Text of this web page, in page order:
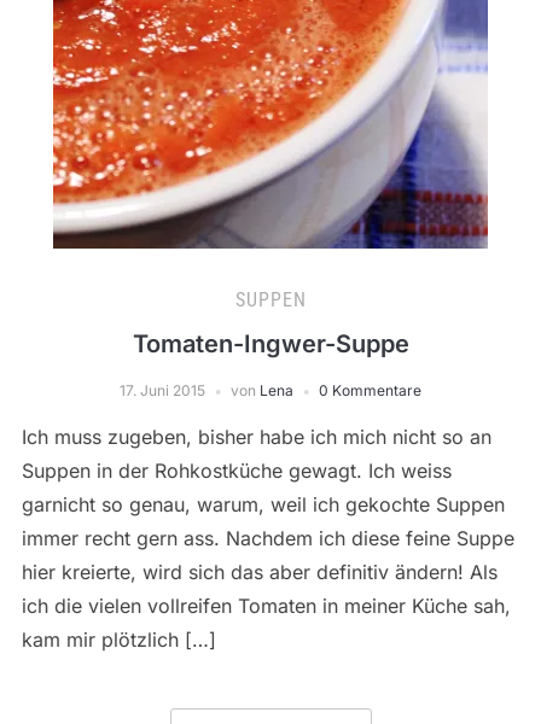
SUPPEN
Tomaten-Ingwer-Suppe
17. Juni 2015 von Lena 0 Kommentare
Ich muss zugeben, bisher habe ich mich nicht so an
Suppen in der Rohkostküche gewagt. Ich weiss
garnicht so genau, warum, weil ich gekochte Suppen
immer recht gern ass. Nachdem ich diese feine Suppe
hier kreierte, wird sich das aber definitiv ändern! Als
ich die vielen vollreifen Tomaten in meiner Küche sah,
kam mir plötzlich […]